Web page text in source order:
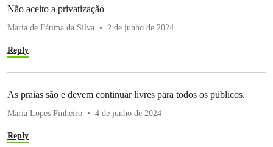
Não aceito a privatização
Maria de Fátima da Silva 2 de junho de 2024
Reply
As praias são e devem continuar livres para todos os públicos.
Maria Lopes Pinheiro 4 de junho de 2024
Reply